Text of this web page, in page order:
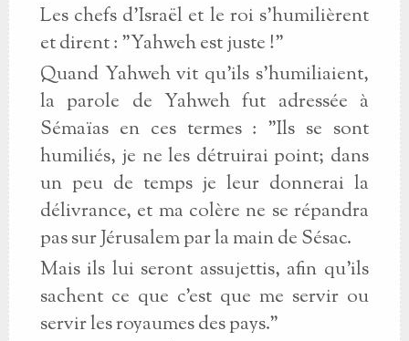
Les chefs d'Israël et le roi s'humilièrent
et dirent : "Yahweh est juste !"
Quand Yahweh vit qu'ils s'humiliaient,
la parole de Yahweh fut adressée à
Sémaïas en ces termes : "Ils se sont
humiliés, je ne les détruirai point; dans
un peu de temps je leur donnerai la
délivrance, et ma colère ne se répandra
pas sur Jérusalem par la main de Sésac.
Mais ils lui seront assujettis, afin qu'ils
sachent ce que c'est que me servir ou
servir les royaumes des pays."